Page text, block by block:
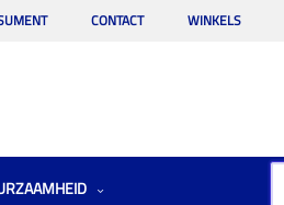
CONTACT WINKELS